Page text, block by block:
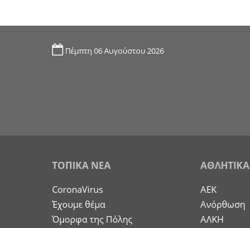
Πέμπτη 06 Αυγούστου 2026
ΤΟΠΙΚΑ ΝΕΑ
CoronaVirus
Έχουμε θέμα
Όμορφα της Πόλης
ΑΘΛΗΤΙΚΑ
ΑΕΚ
Ανόρθωση
ΑΛΚΗ